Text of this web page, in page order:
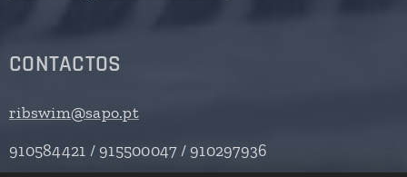
CONTACTOS
ribswim@sapo.pt
910584421 / 915500047 / 910297936